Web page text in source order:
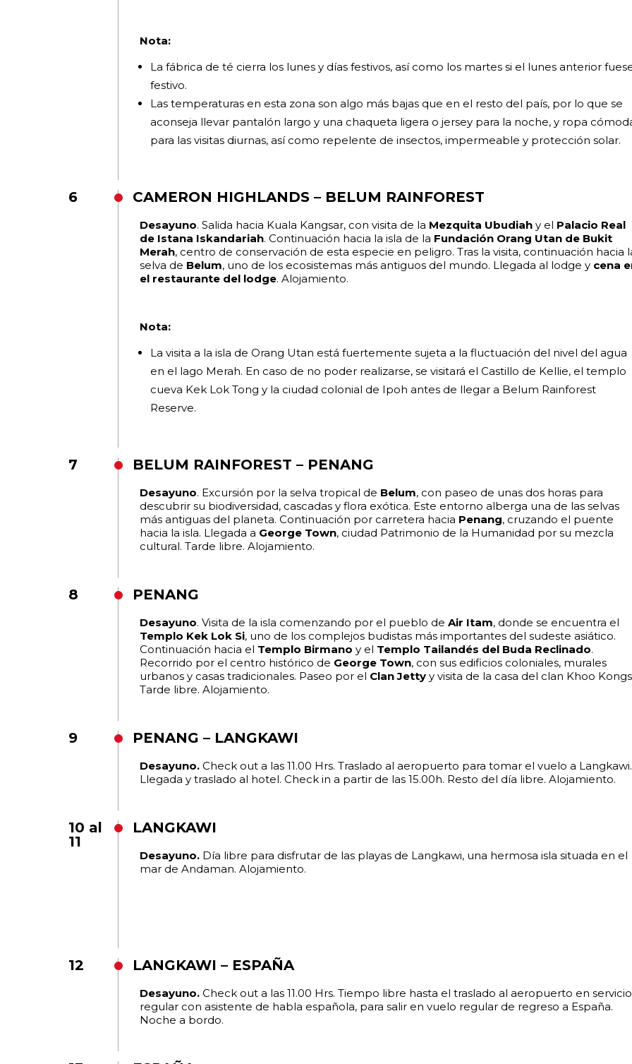
Nota:
La fábrica de té cierra los lunes y días festivos, así como los martes si el lunes anterior
festivo.
Las temperaturas en esta zona son algo más bajas que en el resto del país, por lo que se
aconseja llevar pantalón largo y una chaqueta ligera o jersey para la noche, y ropa
para las visitas diurnas, así como repelente de insectos, impermeable y protección solar.
6 CAMERON HIGHLANDS – BELUM RAINFOREST
Desayuno. Salida hacia Kuala Kangsar, con visita de la Mezquita Ubudiah y el Palacio Real
de Istana Iskandariah. Continuación hacia la isla de la Fundación Orang Utan de Bukit
Merah, centro de conservación de esta especie en peligro. Tras la visita, continuación hacia
selva de Belum, uno de los ecosistemas más antiguos del mundo. Llegada al lodge y cena
el restaurante del lodge. Alojamiento.
Nota:
La visita a la isla de Orang Utan está fuertemente sujeta a la fluctuación del nivel del agua
en el lago Merah. En caso de no poder realizarse, se visitará el Castillo de Kellie, el templo
cueva Kek Lok Tong y la ciudad colonial de Ipoh antes de llegar a Belum Rainforest
Reserve.
7 BELUM RAINFOREST – PENANG
Desayuno. Excursión por la selva tropical de Belum, con paseo de unas dos horas para
descubrir su biodiversidad, cascadas y flora exótica. Este entorno alberga una de las selvas
más antiguas del planeta. Continuación por carretera hacia Penang, cruzando el puente
hacia la isla. Llegada a George Town, ciudad Patrimonio de la Humanidad por su mezcla
cultural. Tarde libre. Alojamiento.
8 PENANG
Desayuno. Visita de la isla comenzando por el pueblo deAir Itam, donde se encuentra el
Templo Kek Lok Si, uno de los complejos budistas más importantes del sudeste asiático.
Continuación hacia el Templo Birmano y el Templo Tailandés del Buda Reclinado.
Recorrido por el centro histórico de George Town, con sus edificios coloniales, murales
urbanos y casas tradicionales. Paseo por el Clan Jetty y visita de la casa del clan Khoo
Tarde libre. Alojamiento.
9 PENANG – LANGKAWI
Desayuno. Check out a las 11.00 Hrs. Traslado al aeropuerto para tomar el vuelo a Langkawi.
Llegada y traslado al hotel. Check in a partir de las 15.00h. Resto del día libre. Alojamiento.
10 al
11
LANGKAWI
Desayuno. Día libre para disfrutar de las playas de Langkawi, una hermosa isla situada en el
mar de Andaman. Alojamiento.
12 LANGKAWI – ESPAÑA
Desayuno. Check out a las 11.00 Hrs. Tiempo libre hasta el traslado al aeropuerto en servicio
regular con asistente de habla española, para salir en vuelo regular de regreso a España.
Noche a bordo.